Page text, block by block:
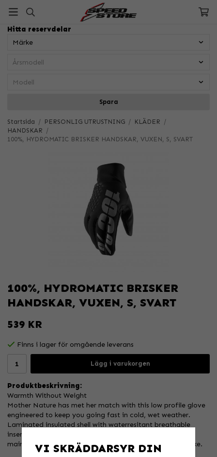
Hitta reservdelar
Spara
Startsida / PERSONLIG UTRUSTNING / KLÄDER /
HANDSKAR /
100%, HYDROMATIC BRISKER HANDSKAR, VUXEN, S, SVART
100%, HYDROMATIC BRISKER
HANDSKAR, VUXEN, S, SVART
539 KR
Finns i lager för omgående leverans
Lägg i varukorgen
Produktbeskrivning:
Warmth Without Weight
Mother Nature has met her match with this low profile glove
engineered to keep you going fast in cold, wet weather.
Laminated insulated shell with waterresitant breathable
insert blocks out the water and keeps they dry while
maintaining exceptional dexterity and control of your bike.
VI SKRÄDDARSYR DIN